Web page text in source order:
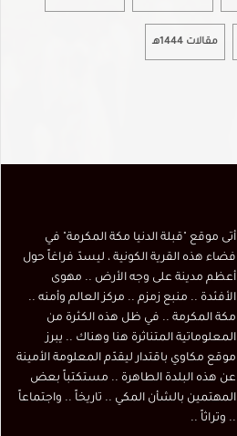
مقالات 1444هـ
أتى موقع "قبلة الدنيا مكة المكرمة" في
فضاء هذه القرية الكونية ، ليسدّ فراغاً حول
أعظم مدينة على وجه الأرض .. مهوى
الأفئدة .. منبع زمزم .. مركز العالم وأمنه ..
مكة المكرمة .. في ظل هذه الكثرة من
المعلوماتية المتناثرة هنا وهناك .. يبرز
موقع مكاوي باقتدار ليقدّم المعلومة الأمينة
عن هذه البلدة الطاهرة .. مستكتباً بعض
المهتمين بالشأن المكي .. تاريخاً .. واجتماعاً
.. وتراثاً ..